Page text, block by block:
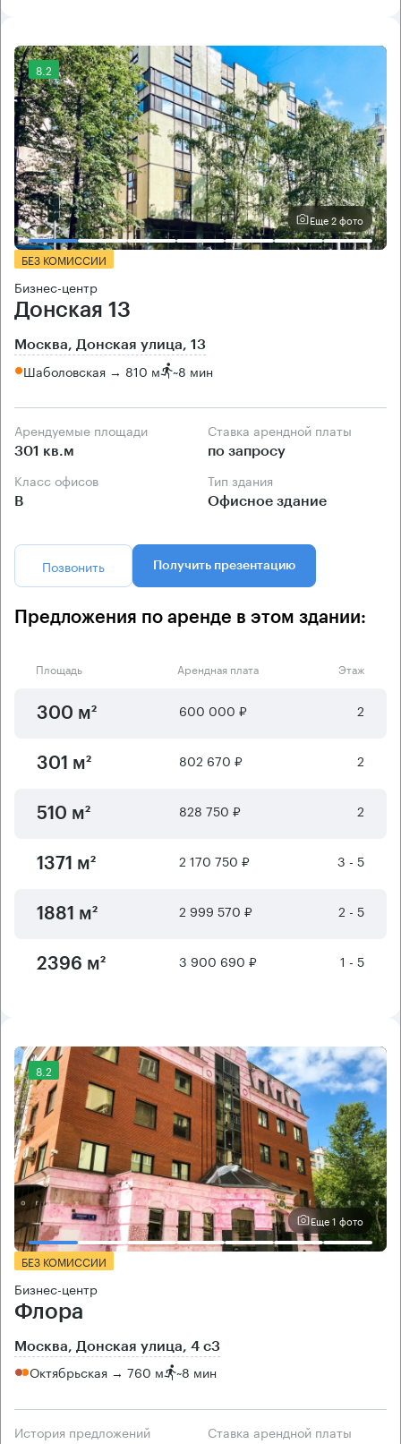
8.2
Еще 2 фото
БЕЗ КОМИССИИ
Бизнес-центр
Донская 13
Москва, Донская улица, 13
Шаболовская → 810 м ~8 мин
Арендуемые площади
301 кв.м
Ставка арендной платы
по запросу
Класс офисов
B
Тип здания
Офисное здание
Позвонить Получить презентацию
Предложения по аренде в этом здании:
Площадь Арендная плата Этаж
300 м² 600 000 ₽ 2
301 м² 802 670 ₽ 2
510 м² 828 750 ₽ 2
1371 м² 2 170 750 ₽ 3 - 5
1881 м² 2 999 570 ₽ 2 - 5
2396 м² 3 900 690 ₽ 1 - 5
8.2
Еще 1 фото
БЕЗ КОМИССИИ
Бизнес-центр
Флора
Москва, Донская улица, 4 с3
Октябрьская → 760 м ~8 мин
История предложений Ставка арендной платы